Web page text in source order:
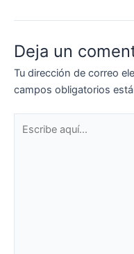
Deja un
Tu dirección de correo
campos obligatorios